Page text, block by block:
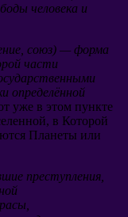
человека и
союз) — форма
части
определённой
уже в этом пункте
, в Которой
Планеты или
преступления
расы